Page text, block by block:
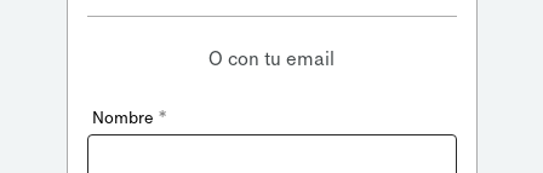
O con tu email
Nombre *